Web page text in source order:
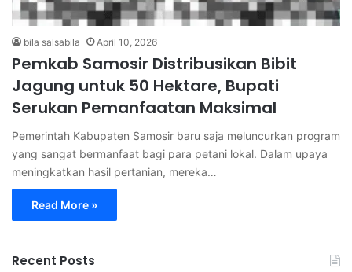
bila salsabila April 10, 2026
Pemkab Samosir Distribusikan Bibit
Jagung untuk 50 Hektare, Bupati
Serukan Pemanfaatan Maksimal
Pemerintah Kabupaten Samosir baru saja meluncurkan program
yang sangat bermanfaat bagi para petani lokal. Dalam upaya
meningkatkan hasil pertanian, mereka…
Read More »
Recent Posts